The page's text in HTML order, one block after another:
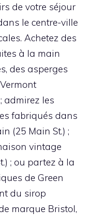
de votre séjour
le centre-ville
Achetez des
à la main
des asperges
admirez les
fabriqués dans
(25 Main St.) ;
vintage
; ou partez à la
de Green
du sirop
marque Bristol,